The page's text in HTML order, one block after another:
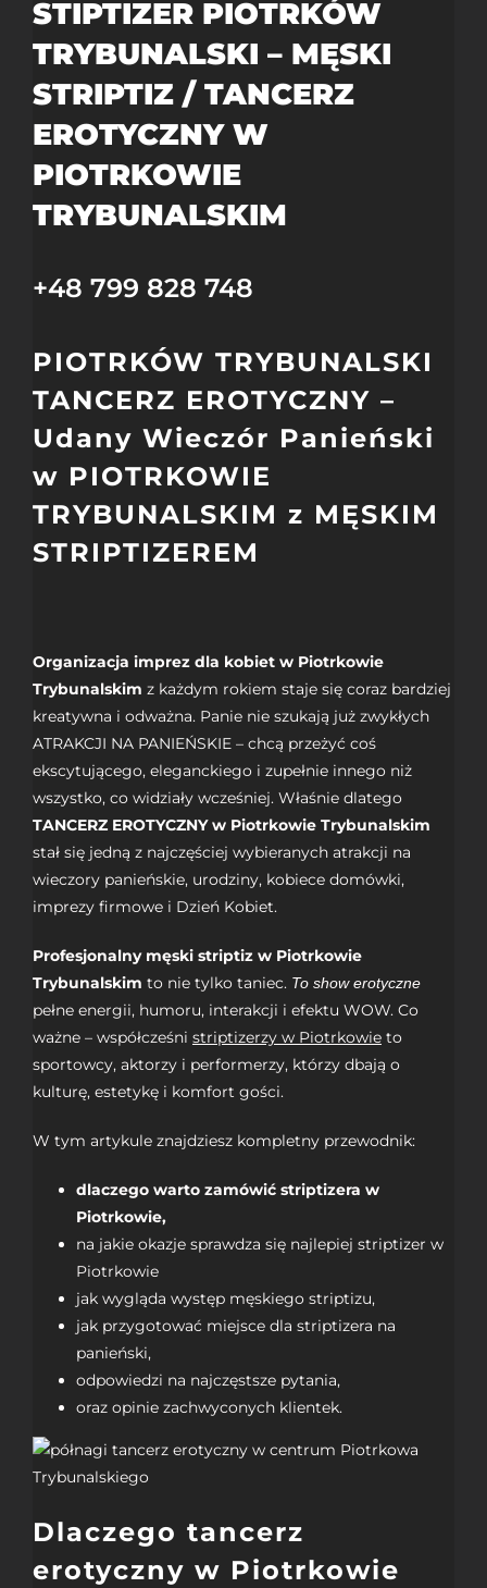
STIPTIZER PIOTRKÓW
TRYBUNALSKI – MĘSKI
STRIPTIZ / TANCERZ
EROTYCZNY W
PIOTRKOWIE
TRYBUNALSKIM
+48 799 828 748
PIOTRKÓW TRYBUNALSKI
TANCERZ EROTYCZNY –
Udany Wieczór Panieński
w PIOTRKOWIE
TRYBUNALSKIM z MĘSKIM
STRIPTIZEREM
Organizacja imprez dla kobiet w Piotrkowie
Trybunalskim z każdym rokiem staje się coraz bardziej
kreatywna i odważna. Panie nie szukają już zwykłych
ATRAKCJI NA PANIEŃSKIE– chcą przeżyć coś
ekscytującego, eleganckiego i zupełnie innego niż
wszystko, co widziały wcześniej. Właśnie dlatego
TANCERZ EROTYCZNYw Piotrkowie Trybunalskim
stał się jedną z najczęściej wybieranych atrakcji na
wieczory panieńskie, urodziny, kobiece domówki,
imprezy firmowe i Dzień Kobiet.
Profesjonalny męski striptiz w Piotrkowie
Trybunalskim to nie tylko taniec. To show erotyczne
pełne energii, humoru, interakcji i efektu WOW. Co
ważne – współcześni striptizerzy w Piotrkowieto
sportowcy, aktorzy i performerzy, którzy dbają o
kulturę, estetykę i komfort gości.
W tym artykule znajdziesz kompletny przewodnik:
dlaczego warto zamówić striptizera w
Piotrkowie,
na jakie okazje sprawdza się najlepiej striptizer w
Piotrkowie
jak wygląda występ męskiego striptizu,
jak przygotować miejsce dla striptizera na
panieński,
odpowiedzi na najczęstsze pytania,
oraz opinie zachwyconych klientek.
Dlaczego tancerz
erotyczny w Piotrkowie